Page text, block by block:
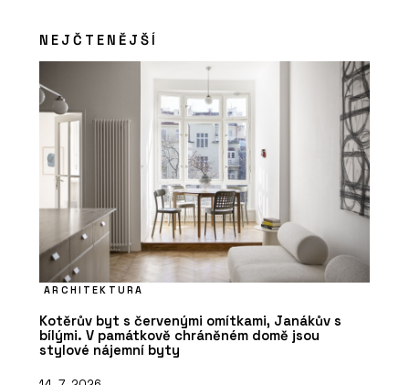
NEJČTENĚJŠÍ
ARCHITEKTURA
Kotěrův byt s červenými omítkami, Janákův s
bílými. V památkově chráněném domě jsou
stylové nájemní byty